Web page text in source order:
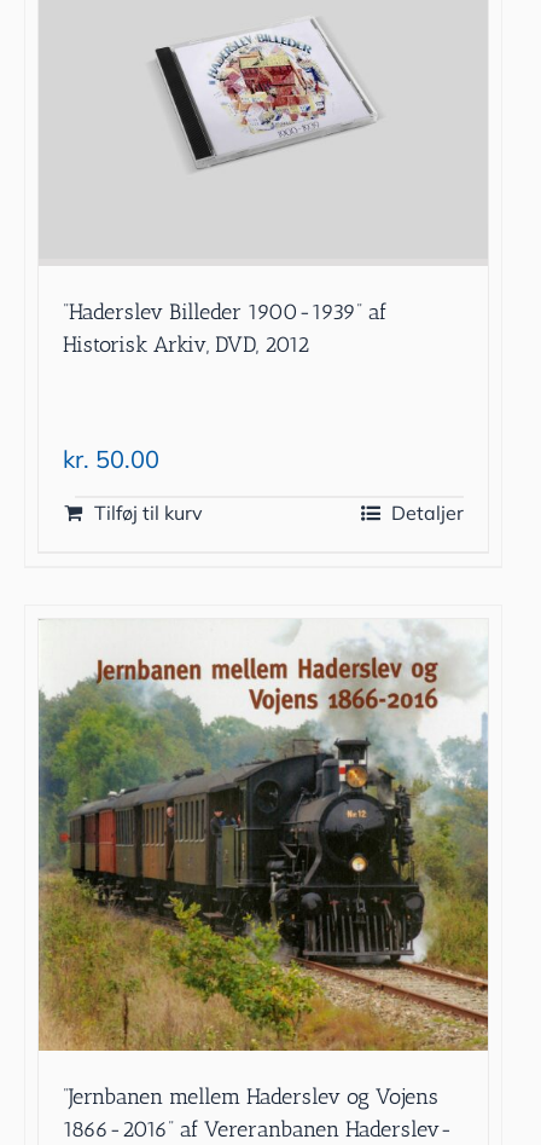
”Haderslev Billeder 1900-1939” af
Historisk Arkiv, DVD, 2012
kr. 50.00
Tilføj til kurv Detaljer
”Jernbanen mellem Haderslev og Vojens
1866-2016” af Vereranbanen Haderslev-